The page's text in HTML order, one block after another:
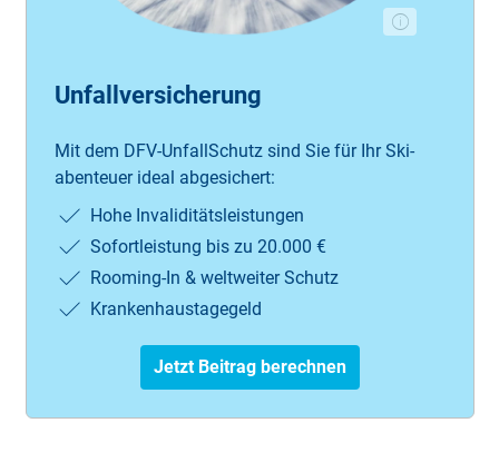
Unfallversicherung
Mit dem DFV-Un­fall­Schutz sind Sie für Ihr Ski­
aben­teu­er i­de­al ab­ge­sic­hert:
Hohe In­va­li­di­tätsl­eis­tung­en
So­fort­leis­tung bis zu 20.000 €
Roo­ming-In & welt­wei­ter Schutz
Krank­en­haus­ta­ge­geld
Jetzt Beitrag berechnen